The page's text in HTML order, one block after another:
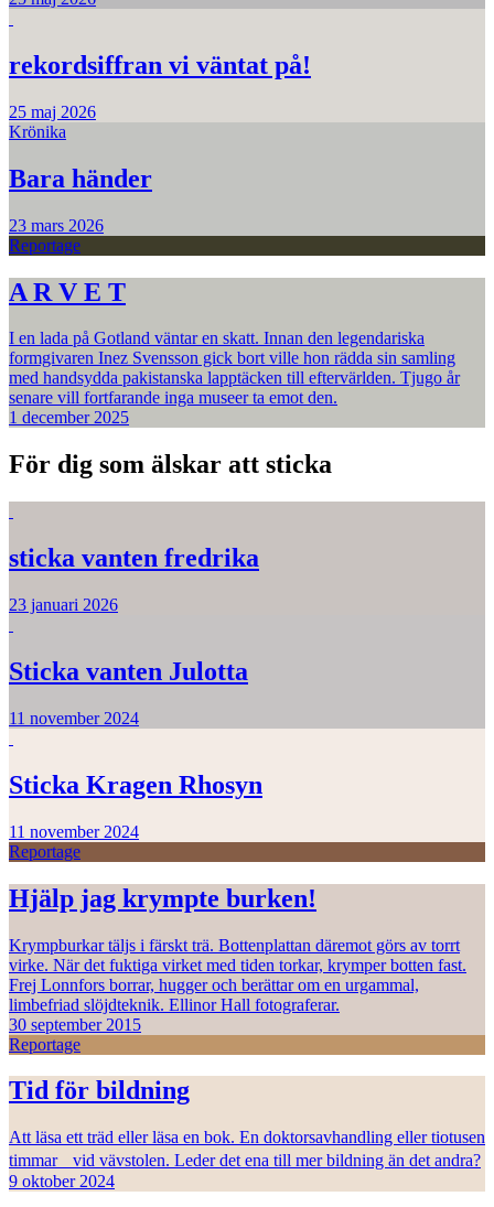
rekordsiffran vi väntat på!
25 maj 2026
Krönika
Bara händer
23 mars 2026
Reportage
A R V E T
I en lada på Gotland väntar en skatt. Innan den legendariska
formgivaren Inez Svensson gick bort ville hon rädda sin samling
med handsydda pakistanska lapptäcken till eftervärlden. Tjugo år
senare vill fortfarande inga museer ta emot den.
1 december 2025
För dig som älskar att sticka
sticka vanten fredrika
23 januari 2026
Sticka vanten Julotta
11 november 2024
Sticka Kragen Rhosyn
11 november 2024
Reportage
Hjälp jag krympte burken!
Krympburkar täljs i färskt trä. Bottenplattan däremot görs av torrt
virke. När det fuktiga virket med tiden torkar, krymper botten fast.
Frej Lonnfors borrar, hugger och berättar om en urgammal,
limbefriad slöjdteknik. Ellinor Hall fotograferar.
30 september 2015
Reportage
Tid för bildning
Att läsa ett träd eller läsa en bok. En doktorsavhandling eller tiotusen
timmar vid vävstolen. Leder det ena till mer bildning än det andra?
9 oktober 2024